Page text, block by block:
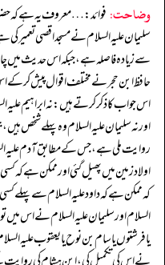
وضاحت:فوائد: … معروف یہ ہے کہ
سلیمان علیہ السلام نے مسجد اقصی تعمیر
سے زیادہ فاصلہ ہے، جبکہ اس حدیث میں
حافظ ابن حجر نے مختلف اقوال پیش کر
اس جواب کا ذکر کرتے ہیں: نہ ابراہیم علیہ
اور نہ سلیمان علیہ السلام وہ پہلے شخص
روایت ملی ہے، جس کے مطابق آدم علیہ
اولاد زمین میں پھیل گئی اور ممکن ہے کہ
کہ ممکن ہے کہ داود علیہ السلام سے پہلے
السلام اور سلیمان علیہ السلام نے اس میں
یا فرشتوں یا سام بن نوح یایعقوب علیہ